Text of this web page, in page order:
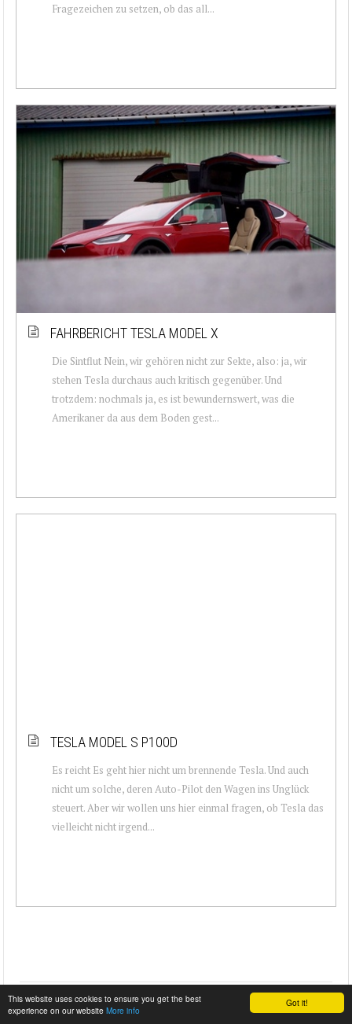
Got it!
This website uses cookies to ensure you get the best
experience on our website More info
Fragezeichen zu setzen, ob das all...
FAHRBERICHT TESLA MODEL X
Die Sintflut Nein, wir gehören nicht zur Sekte, also: ja, wir
stehen Tesla durchaus auch kritisch gegenüber. Und
trotzdem: nochmals ja, es ist bewundernswert, was die
Amerikaner da aus dem Boden gest...
TESLA MODEL S P100D
Es reicht Es geht hier nicht um brennende Tesla. Und auch
nicht um solche, deren Auto-Pilot den Wagen ins Unglück
steuert. Aber wir wollen uns hier einmal fragen, ob Tesla das
vielleicht nicht irgend...